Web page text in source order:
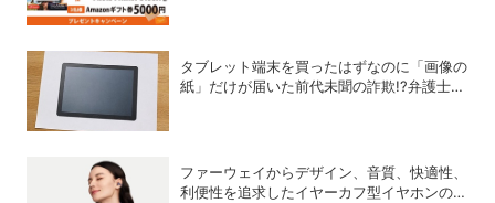
タブレット端末を買ったはずなのに「画像の
紙」だけが届いた前代未聞の詐欺!?弁護士が
ファーウェイからデザイン、音質、快適性、
利便性を追求したイヤーカフ型イヤホンのフ